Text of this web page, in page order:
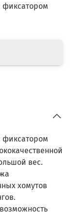
фиксатором
фиксатором
вес.
хомутов